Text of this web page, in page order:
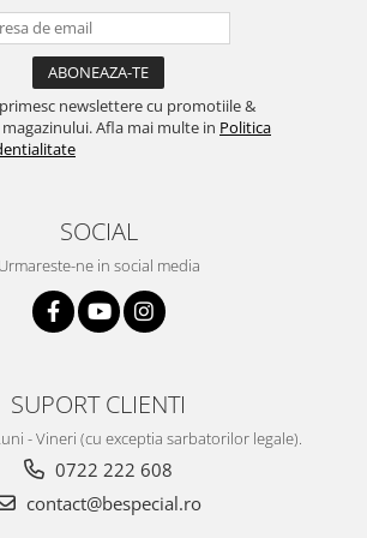
newslettere cu promotiile &
Afla mai multe in Politica
SOCIAL
Urmareste-ne in social media
SUPORT CLIENTI
- Vineri (cu exceptia sarbatorilor legale).
0722 222 608
contact@bespecial.ro